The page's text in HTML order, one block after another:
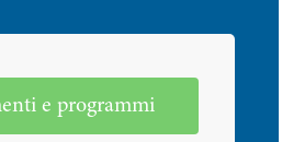
e programmi